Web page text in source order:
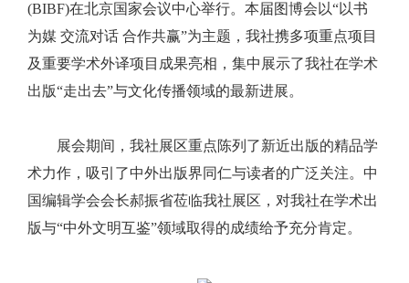
(BIBF)在北京国家会议中心举行。本届图博会以“以书
为媒 交流对话 合作共赢”为主题，我社携多项重点项目
及重要学术外译项目成果亮相，集中展示了我社在学术
出版“走出去”与文化传播领域的最新进展。
展会期间，我社展区重点陈列了新近出版的精品学
术力作，吸引了中外出版界同仁与读者的广泛关注。中
国编辑学会会长郝振省莅临我社展区，对我社在学术出
版与“中外文明互鉴”领域取得的成绩给予充分肯定。